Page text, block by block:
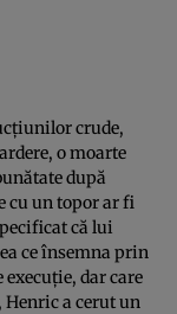
crude,
o moarte
după
cu un topor ar fi
că lui
ce însemna prin
dar care
Henric a cerut un